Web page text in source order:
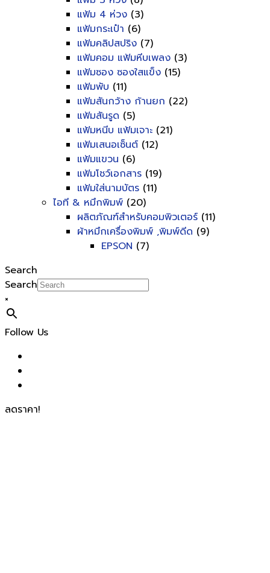
แฟ้ม 4 ห่วง (3)
แฟ้มกระเป๋า (6)
แฟ้มคลิปสปริง (7)
แฟ้มคอม แฟ้มหีบเพลง (3)
แฟ้มซอง ซองใสแข็ง (15)
แฟ้มพับ (11)
แฟ้มสันกว้าง ก้านยก (22)
แฟ้มสันรูด (5)
แฟ้มหนีบ แฟ้มเจาะ (21)
แฟ้มเสนอเซ็นต์ (12)
แฟ้มแขวน (6)
แฟ้มโชว์เอกสาร (19)
แฟ้มใส่นามบัตร (11)
ไอที & หมึกพิมพ์ (20)
ผลิตภัณฑ์สำหรับคอมพิวเตอร์ (11)
ผ้าหมึกเครื่องพิมพ์ ,พิมพ์ดีด (9)
EPSON (7)
Search
Search
×
Follow Us
ลดราคา!